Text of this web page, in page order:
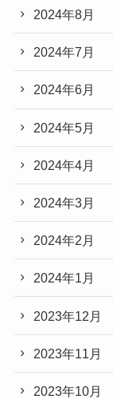
2024年8月
2024年7月
2024年6月
2024年5月
2024年4月
2024年3月
2024年2月
2024年1月
2023年12月
2023年11月
2023年10月